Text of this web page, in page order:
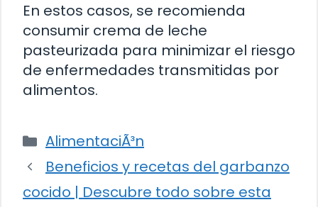
En estos casos, se recomienda
consumir crema de leche
pasteurizada para minimizar el riesgo
de enfermedades transmitidas por
alimentos.
Categorías
AlimentaciÃ³n
Beneficios y recetas del garbanzo
cocido | Descubre todo sobre esta